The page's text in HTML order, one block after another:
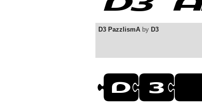
D3 PazzlismA by D3